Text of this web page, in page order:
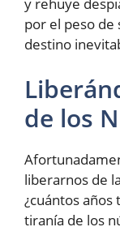
por el peso de
destino
de los
liberarnos de
¿cuántos años
tiranía de los